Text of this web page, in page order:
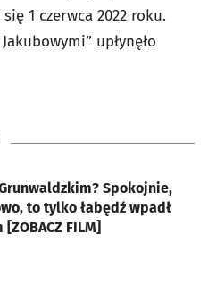
1 czerwca 2022 roku.
upłynęło
Spokojnie,
to tylko łabędź wpadł
FILM]